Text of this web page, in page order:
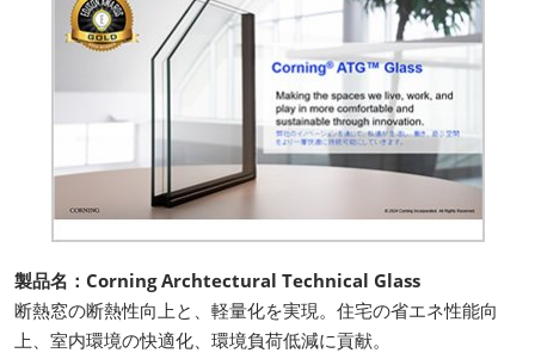
製品名：Corning Archtectural Technical Glass
断熱窓の断熱性向上と、軽量化を実現。住宅の省エネ性能向
上、室内環境の快適化、環境負荷低減に貢献。